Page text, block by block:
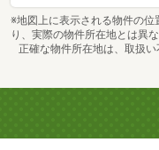
※地図上に表示される物件の
り、実際の物件所在地とは異
正確な物件所在地は、取扱い